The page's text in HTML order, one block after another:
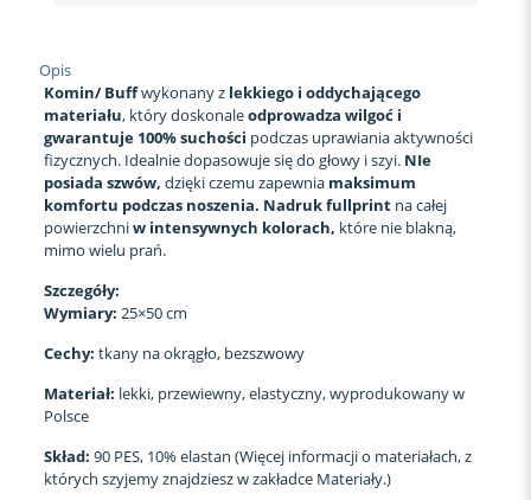
Opis
Komin/ Buffwykonany z lekkiego i oddychającego
materiału, który doskonaleodprowadza wilgoć i
gwarantuje 100% suchości podczas uprawiania aktywności
fizycznych. Idealnie dopasowuje się do głowy i szyi. NIe
posiada szwów, dzięki czemu zapewnia maksimum
komfortu podczas noszenia. Nadruk fullprintna całej
powierzchniw intensywnych kolorach, które nie blakną,
mimo wielu prań.
Szczegóły:
Wymiary: 25×50 cm
Cechy: tkany na okrągło, bezszwowy
Materiał: lekki, przewiewny, elastyczny, wyprodukowany w
Polsce
Skład: 90 PES, 10% elastan (Więcej informacji o materiałach, z
których szyjemy znajdziesz w zakładce Materiały.)